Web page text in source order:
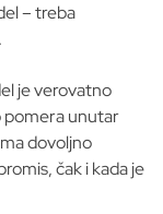
– treba
je verovatno
pomera unutar
dovoljno
čak i kada je